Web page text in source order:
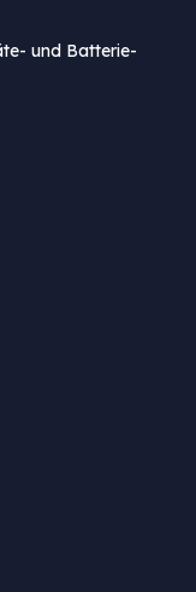
und Batterie-